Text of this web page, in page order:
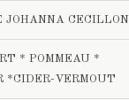
JOHANNA CECILLON
* POMMEAU *
*CIDER-VERMOUT